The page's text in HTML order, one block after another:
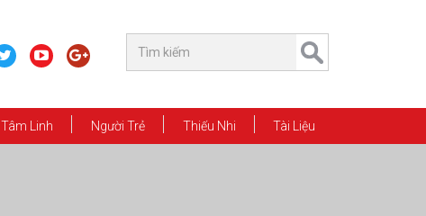
Tâm Linh Người Trẻ Thiếu Nhi Tài Liệu